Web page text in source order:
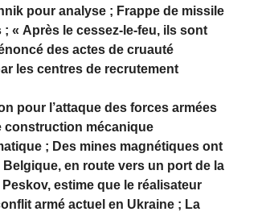
pour analyse ; Frappe de missile
« Après le cessez-le-feu, ils sont
des actes de cruauté
les centres de recrutement
pour l’attaque des forces armées
construction mécanique
; Des mines magnétiques ont
en route vers un port de la
estime que le réalisateur
armé actuel en Ukraine ; La